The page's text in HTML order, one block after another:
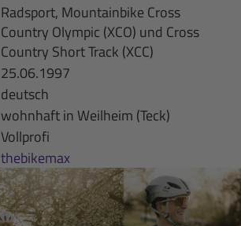
Radsport, Mountainbike Cross
Country Olympic (XCO) und Cross
Country Short Track (XCC)
25.06.1997
deutsch
wohnhaft in Weilheim (Teck)
Vollprofi
thebikemax